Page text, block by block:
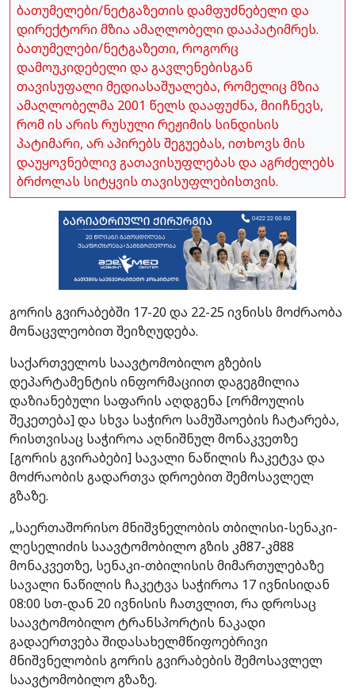
ბათუმელები/ნეტგაზეთის დამფუძნებელი და
დირექტორი მზია ამაღლობელი დააპატიმრეს.
ბათუმელები/ნეტგაზეთი, როგორც
დამოუკიდებელი და გავლენებისგან
თავისუფალი მედიასაშუალება, რომელიც მზია
ამაღლობელმა 2001 წელს დააფუძნა, მიიჩნევს,
რომ ის არის რუსული რეჟიმის სინდისის
პატიმარი, არ აპირებს შეგუებას, ითხოვს მის
დაუყოვნებლივ გათავისუფლებას და აგრძელებს
ბრძოლას სიტყვის თავისუფლებისთვის.
გორის გვირაბებში 17-20 და 22-25 ივნისს მოძრაობა
მონაცვლეობით შეიზღუდება.
საქართველოს საავტომობილო გზების
დეპარტამენტის ინფორმაციით დაგეგმილია
დაზიანებული საფარის აღდგენა [ორმოულის
შეკეთება] და სხვა საჭირო სამუშაოების ჩატარება,
რისთვისაც საჭიროა აღნიშნულ მონაკვეთზე
[გორის გვირაბები] სავალი ნაწილის ჩაკეტვა და
მოძრაობის გადართვა დროებით შემოსავლელ
გზაზე.
„საერთაშორისო მნიშვნელობის თბილისი-სენაკი-
ლესელიძის საავტომობილო გზის კმ87-კმ88
მონაკვეთზე, სენაკი-თბილისის მიმართულებაზე
სავალი ნაწილის ჩაკეტვა საჭიროა 17 ივნისიდან
08:00 სთ-დან 20 ივნისის ჩათვლით, რა დროსაც
საავტომობილო ტრანსპორტის ნაკადი
გადაერთვება შიდასახელმწიფოებრივი
მნიშვნელობის გორის გვირაბების შემოსავლელ
საავტომობილო გზაზე.